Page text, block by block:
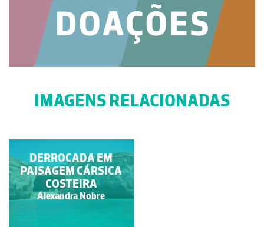
IMAGENS RELACIONADAS
CAMPO DE LAPIÁS DO
CASMILO
Luís Duarte
DERROCADA EM
PAISAGEM CÁRSICA
COSTEIRA
Alexandra Nobre